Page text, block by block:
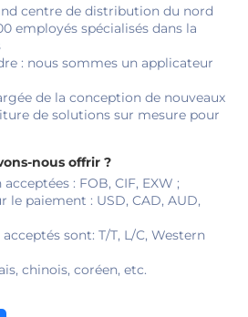
centre de distribution du nord
employés spécialisés dans la
: nous sommes un applicateur
de la conception de nouveaux
de solutions sur mesure pour
nous offrir ?
: FOB, CIF, EXW ;
le paiement : USD, CAD, AUD,
sont: T/T, L/C, Western
chinois, coréen, etc.